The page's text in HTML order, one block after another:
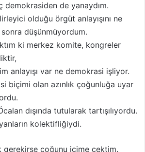
demokrasiden de yanaydım.
olduğu örgüt anlayışını ne
düşünmüyordum.
ki merkez komite, kongreler
anlayışı var ne demokrasi işliyor.
biçimi olan azınlık çoğunluğa uyar
dışında tutularak tartışılıyordu.
kolektifliğiydi.
gerekirse çoğunu içime çektim.